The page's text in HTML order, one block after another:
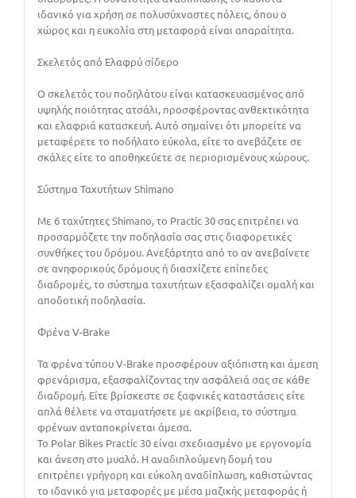
ιδανικό για χρήση σε πολυσύχναστες πόλεις, όπου ο
χώρος και η ευκολία στη μεταφορά είναι απαραίτητα.
Σκελετός από Ελαφρύ σίδερο
Ο σκελετός του ποδηλάτου είναι κατασκευασμένος από
υψηλής ποιότητας ατσάλι, προσφέροντας ανθεκτικότητα
και ελαφριά κατασκευή. Αυτό σημαίνει ότι μπορείτε να
μεταφέρετε το ποδήλατο εύκολα, είτε το ανεβάζετε σε
σκάλες είτε το αποθηκεύετε σε περιορισμένους χώρους.
Σύστημα Ταχυτήτων Shimano
Με 6 ταχύτητες Shimano, το Practic 30 σας επιτρέπει να
προσαρμόζετε την ποδηλασία σας στις διαφορετικές
συνθήκες του δρόμου. Ανεξάρτητα από το αν ανεβαίνετε
σε ανηφορικούς δρόμους ή διασχίζετε επίπεδες
διαδρομές, το σύστημα ταχυτήτων εξασφαλίζει ομαλή και
αποδοτική ποδηλασία.
Φρένα V-Brake
Τα φρένα τύπου V-Brake προσφέρουν αξιόπιστη και άμεση
φρενάρισμα, εξασφαλίζοντας την ασφάλειά σας σε κάθε
διαδρομή. Είτε βρίσκεστε σε ξαφνικές καταστάσεις είτε
απλά θέλετε να σταματήσετε με ακρίβεια, το σύστημα
φρένων ανταποκρίνεται άμεσα.
Το Polar Bikes Practic 30 είναι σχεδιασμένο με εργονομία
και άνεση στο μυαλό. Η αναδιπλούμενη δομή του
επιτρέπει γρήγορη και εύκολη αναδίπλωση, καθιστώντας
το ιδανικό για μεταφορές με μέσα μαζικής μεταφοράς ή